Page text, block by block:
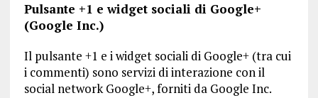
Pulsante +1 e widget sociali di Google+
(Google Inc.)
Il pulsante +1 e i widget sociali di Google+ (tra cui
i commenti) sono servizi di interazione con il
social network Google+, forniti da Google Inc.